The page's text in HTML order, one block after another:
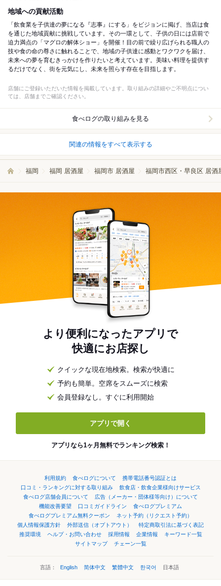
地域への貢献活動
「飲食業を子供達の夢になる『志事』にする」をビジョンに掲げ、当店は食
を通じた地域貢献に挑戦しています。その一環として、子供の日には店前で
迫力満点の「マグロの解体ショー」を開催！目の前で繰り広げられる職人の
技や食の命の尊さに触れることで、地域の子供達に感動とワクワクを届け、
未来への夢を育むきっかけを作りたいと考えています。美味い料理を提供す
るだけでなく、街を元気にし、未来を照らす存在を目指します。
店舗にご登録いただいた情報を掲載しています。取り組みの詳細やご不明点につい
ては、店舗までご確認ください。
食べログの取り組みを見る
関連の情報をすべて表示する
福岡 福岡 居酒屋 福岡市 居酒屋 福岡市西区・早良区 居酒
より便利になったアプリで
快適にお店探し
クイックな現在地検索。検索が快適に
予約も簡単。空席をスムーズに検索
会員登録なし。すぐに利用開始
アプリで開く
アプリなら1ヶ月無料でランキング検索！
利用規約 食べログについて
携帯電話番号認証とは
口コミ・ランキングに対する取り組み
飲食店・飲食企業様向けサービス
食べログ店舗会員について
広告（メーカー・団体様等向け）について
機能改善要望
口コミガイドライン
食べログプレミアム
食べログプレミアム無料クーポン
ネット予約（リクエスト予約）
個人情報保護方針
外部送信（オプトアウト）
特定商取引法に基づく表記
推奨環境
ヘルプ・お問い合わせ 採用情報 企業情報
キーワード一覧
サイトマップ
チェーン一覧
言語： English 简体中文 繁體中文 한국어 日本語